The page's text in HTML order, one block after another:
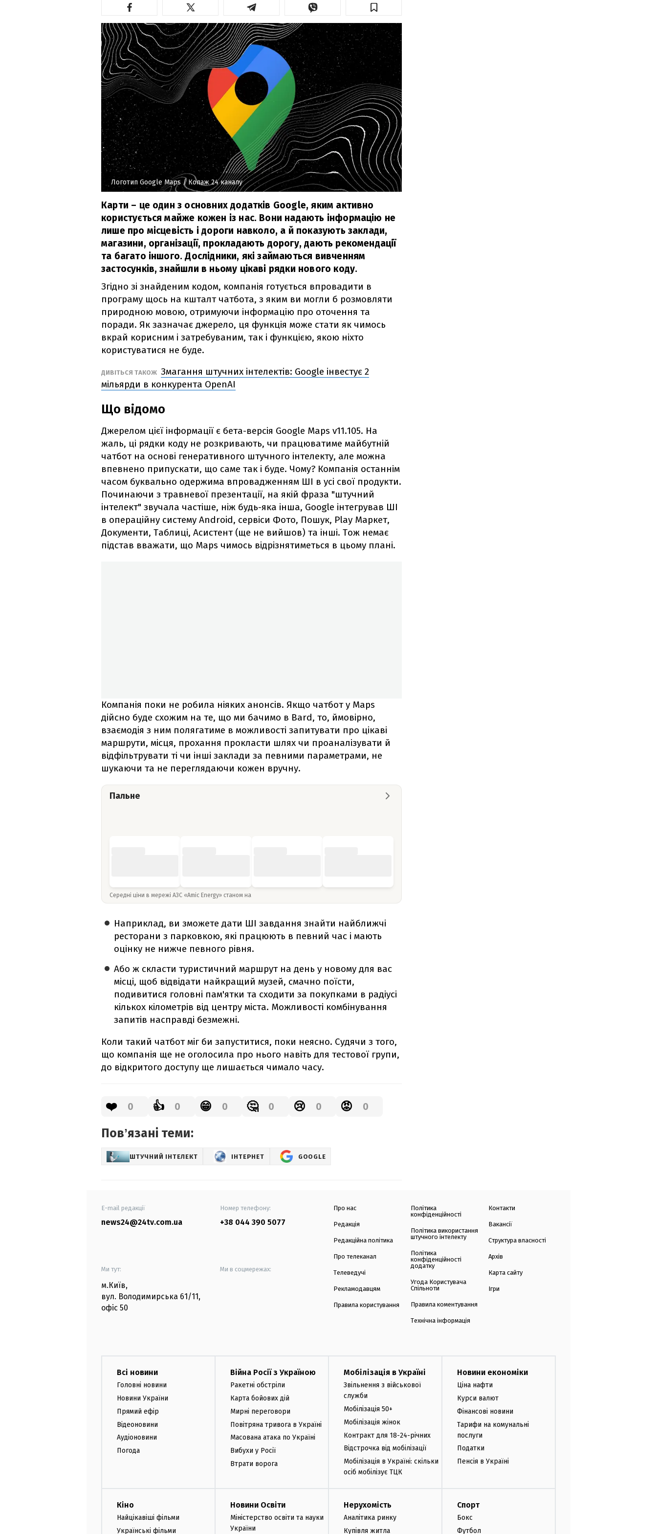
Логотип Google Maps/ Колаж 24 каналу
Карти – це один з основних додатків Google, яким активно
користується майже кожен із нас. Вони надають інформацію не
лише про місцевість і дороги навколо, а й показують заклади,
магазини, організації, прокладають дорогу, дають рекомендації
та багато іншого. Дослідники, які займаються вивченням
застосунків, знайшли в ньому цікаві рядки нового коду.
Згідно зі знайденим кодом, компанія готується впровадити в
програму щось на кшталт чатбота, з яким ви могли б розмовляти
природною мовою, отримуючи інформацію про оточення та
поради. Як зазначає джерело, ця функція може стати як чимось
вкрай корисним і затребуваним, так і функцією, якою ніхто
користуватися не буде.
ДИВІТЬСЯ ТАКОЖ Змагання штучних інтелектів: Google інвестує 2
мільярди в конкурента OpenAI
Що відомо
Джерелом цієї інформації є бета-версія Google Maps v11.105. На
жаль, ці рядки коду не розкривають, чи працюватиме майбутній
чатбот на основі генеративного штучного інтелекту, але можна
впевнено припускати, що саме так і буде. Чому? Компанія останнім
часом буквально одержима впровадженням ШІ в усі свої продукти.
Починаючи з травневої презентації, на якій фраза "штучний
інтелект" звучала частіше, ніж будь-яка інша, Google інтегрував ШІ
в операційну систему Android, сервіси Фото, Пошук, Play Маркет,
Документи, Таблиці, Асистент (ще не вийшов) та інші. Тож немає
підстав вважати, що Maps чимось відрізнятиметься в цьому плані.
Компанія поки не робила ніяких анонсів. Якщо чатбот у Maps
дійсно буде схожим на те, що ми бачимо в Bard, то, ймовірно,
взаємодія з ним полягатиме в можливості запитувати про цікаві
маршрути, місця, прохання прокласти шлях чи проаналізувати й
відфільтрувати ті чи інші заклади за певними параметрами, не
шукаючи та не переглядаючи кожен вручну.
Пальне
Середні ціни в мережі АЗС «Amic Energy» станом на
Наприклад, ви зможете дати ШІ завдання знайти найближчі
ресторани з парковкою, які працюють в певний час і мають
оцінку не нижче певного рівня.
Або ж скласти туристичний маршрут на день у новому для вас
місці, щоб відвідати найкращий музей, смачно поїсти,
подивитися головні пам'ятки та сходити за покупками в радіусі
кількох кілометрів від центру міста. Можливості комбінування
запитів насправді безмежні.
Коли такий чатбот міг би запуститися, поки неясно. Судячи з того,
що компанія ще не оголосила про нього навіть для тестової групи,
до відкритого доступу ще лишається чимало часу.
❤️ 0 👍 0 😁 0 🤔 0 😢 0 😡 0
Повʼязані теми:
ШТУЧНИЙ ІНТЕЛЕКТ ІНТЕРНЕТ GOOGLE
E-mail редакції
news24@24tv.com.ua
Номер телефону:
+38 044 390 5077
Ми тут:
м.Київ,
вул. Володимирська 61/11,
офіс 50
Ми в соцмережах:
Про нас
Редакція
Редакційна політика
Про телеканал
Телеведучі
Рекламодавцям
Правила користування
Політика
конфіденційності
Політика використання
штучного інтелекту
Політика
конфіденційності
додатку
Угода Користувача
Спільноти
Правила коментування
Технічна інформація
Контакти
Вакансії
Структура власності
Архів
Карта сайту
Ігри
Всі новини
Головні новини
Новини України
Прямий ефір
Відеоновини
Аудіоновини
Погода
Війна Росії з Україною
Ракетні обстріли
Карта бойових дій
Мирні переговори
Повітряна тривога в Україні
Масована атака по Україні
Вибухи у Росії
Втрати ворога
Мобілізація в Україні
Звільнення з військової
служби
Мобілізація 50+
Мобілізація жінок
Контракт для 18-24-річних
Відстрочка від мобілізації
Мобілізація в Україні: скільки
осіб мобілізує ТЦК
Новини економіки
Ціна нафти
Курси валют
Фінансові новини
Тарифи на комунальні
послуги
Податки
Пенсія в Україні
Кіно
Найцікавіші фільми
Українські фільми
Новини Освіти
Міністерство освіти та науки
України
Нерухомість
Аналітика ринку
Купівля житла
Спорт
Бокс
Футбол